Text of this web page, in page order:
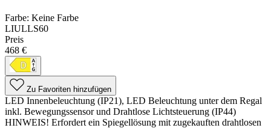
Farbe: Keine Farbe
LIULLS60
Preis
468 €
Zu Favoriten hinzufügen
LED Innenbeleuchtung (IP21), LED Beleuchtung unter dem Regal
inkl. Bewegungssensor und Drahtlose Lichtsteuerung (IP44)
HINWEIS! Erfordert ein Spiegellösung mit zugekauften drahtlosen